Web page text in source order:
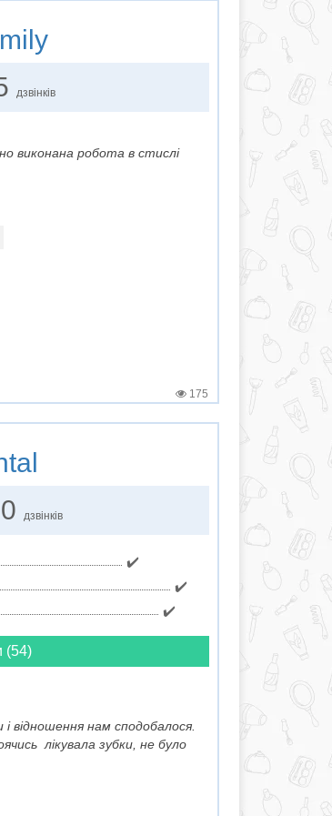
дзвінків
виконана робота в стислі
175
дзвінків
✔️
✔️
✔️
(54)
і відношення нам сподобалося.
лікувала зубки, не було